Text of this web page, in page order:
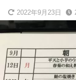
2022年9月23日